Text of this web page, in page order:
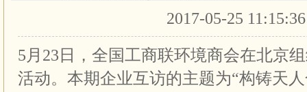
2017-05-25
5月23日，全国工商联环境商会在北京
活动。本期企业互访的主题为“构铸天